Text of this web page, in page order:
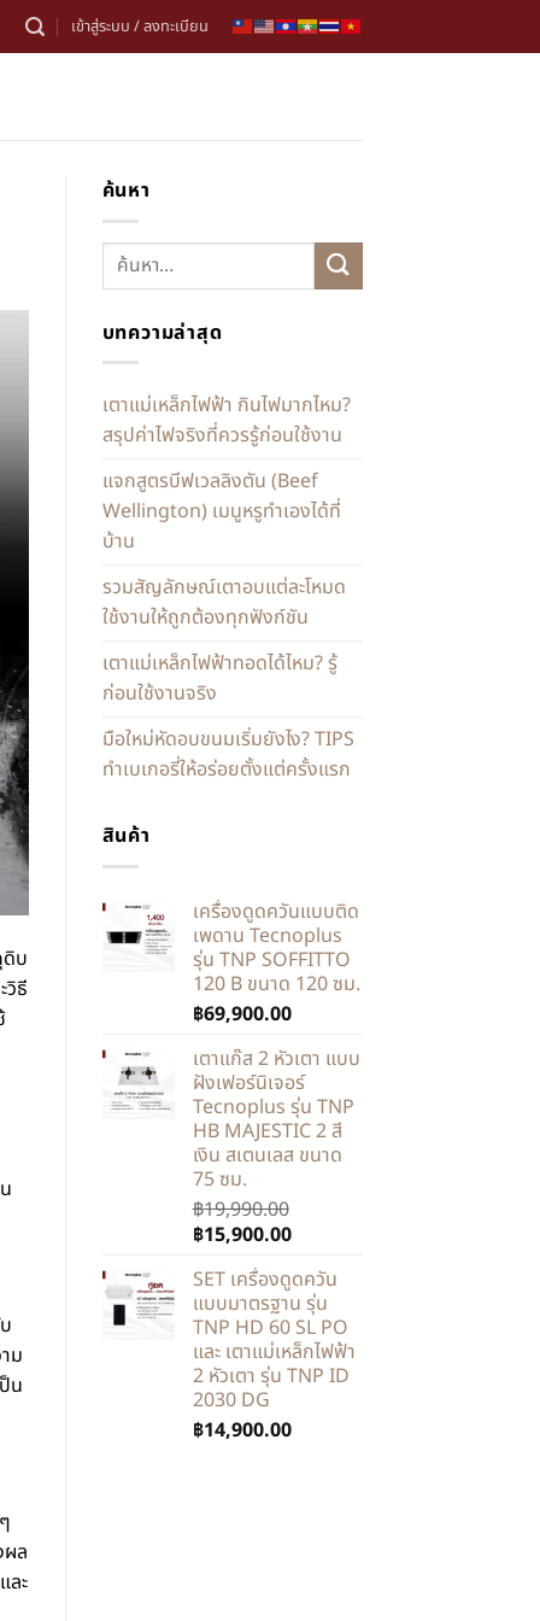
เข้าสู่ระบบ / ลงทะเบียน
ดิบ
วิธี
ม
น
ผล
ละ
ค้นหา
บทความล่าสุด
เตาแม่เหล็กไฟฟ้า กินไฟมากไหม?
สรุปค่าไฟจริงที่ควรรู้ก่อนใช้งาน
แจกสูตรบีฟเวลลิงตัน (Beef
Wellington) เมนูหรูทำเองได้ที่
บ้าน
รวมสัญลักษณ์เตาอบแต่ละโหมด
ใช้งานให้ถูกต้องทุกฟังก์ชัน
เตาแม่เหล็กไฟฟ้าทอดได้ไหม? รู้
ก่อนใช้งานจริง
มือใหม่หัดอบขนมเริ่มยังไง? TIPS
ทำเบเกอรี่ให้อร่อยตั้งแต่ครั้งแรก
สินค้า
เครื่องดูดควันแบบติด
เพดาน Tecnoplus
รุ่น TNP SOFFITTO
120 B ขนาด 120 ซม.
฿69,900.00
เตาแก๊ส 2 หัวเตา แบบ
ฝังเฟอร์นิเจอร์
Tecnoplus รุ่น TNP
HB MAJESTIC 2 สี
เงิน สเตนเลส ขนาด
75 ซม.
฿19,990.00
฿15,900.00
SET เครื่องดูดควัน
แบบมาตรฐาน รุ่น
TNP HD 60 SL PO
และ เตาแม่เหล็กไฟฟ้า
2 หัวเตา รุ่น TNP ID
2030 DG
฿14,900.00